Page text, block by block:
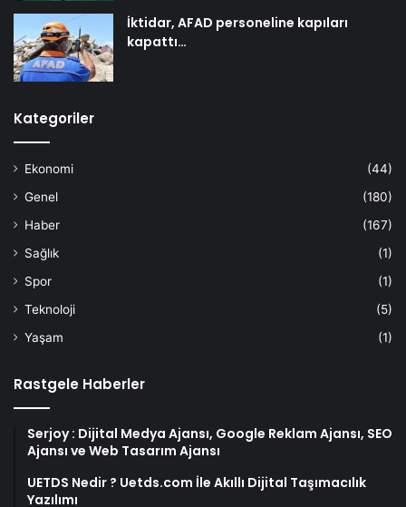
İktidar, AFAD personeline kapıları
kapattı…
Kategoriler
Ekonomi
(44)
Genel
(180)
Haber
(167)
Sağlık
(1)
Spor
(1)
Teknoloji
(5)
Yaşam
(1)
Rastgele Haberler
Serjoy : Dijital Medya Ajansı, Google Reklam Ajansı, SEO
Ajansı ve Web Tasarım Ajansı
UETDS Nedir ? Uetds.com İle Akıllı Dijital Taşımacılık
Yazılımı